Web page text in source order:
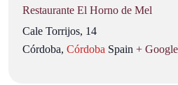
Restaurante El Horno de Mel
Cale Torrijos, 14
Córdoba, Córdoba Spain +